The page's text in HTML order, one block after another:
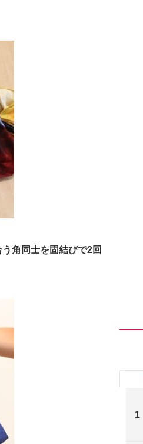
う角同士を固結びで2回
1